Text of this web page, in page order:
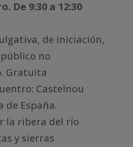
De 9:30 a 12:30
de iniciación,
no
Gratuita
Castelnou
de España.
la ribera del río
y sierras